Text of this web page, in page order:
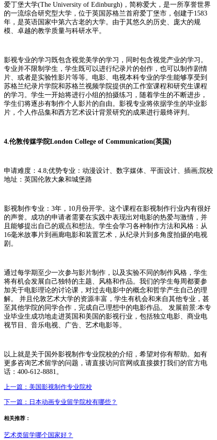
爱丁堡大学(The University of Edinburgh)，简称爱大，是一所享誉世界
的一流综合研究型大学，位于英国苏格兰首府爱丁堡市，创建于1583
年，是英语国家中第六古老的大学。由于其悠久的历史、庞大的规
模、卓越的教学质量与科研水平。
影视专业的学习既包含视觉美学的学习，同时包含视觉产业的学习。
专业并不限制学生，学生既可以进行纪录片的创作，也可以制作剧情
片、或者是实验性影片等等。电影、电视本科专业的学生能够享受到
苏格兰纪录片学院和苏格兰视频学院提供的工作室课程和研究生课程
的学习。学生一开始将进行小组的拍摄练习，随着学生的不断进步，
学生们将逐步有制作个人影片的自由。影视专业将依据学生的毕业影
片，个人作品集和西方艺术设计背景研究的成果进行最终评判。
4.伦敦传媒学院London College of Communication(英国)
申请难度：4.8;优势专业：动漫设计、数字媒体、平面设计、插画;院校
地址：英国伦敦大象和城堡路
影视制作专业：3年，10月份开学。这个课程在影视制作行业内有很好
的声誉。成功的申请者需要在实践中表现出对电影的热爱与激情，并
且能够提出自己的观点和想法。学生会学习各种制作方法和风格：从
16毫米故事片到画廊电影和装置艺术，从纪录片到多角度拍摄的电视
剧。
通过每学期至少一次参与影片制作，以及实验不同的制作风格，学生
将有机会发展自己独特的主题、风格和作品。我们的学生每周都要参
加关于电影理论的讨论课，对过去电影中的概念和哲学产生自己的理
解。 并且伦敦艺术大学的资源丰富，学生有机会和来自其他专业，甚
至其他学院的同学合作，完成自己理想中的电影作品。 发展前景:本专
业毕业生成功地走进英国和美国的影视行业，包括独立电影、商业电
视节目、音乐电视、广告、艺术电影等。
以上就是关于国外影视制作专业院校的介绍，希望对你有帮助。如有
更多咨询艺术留学的问题，请直接访问官网或直接拨打我们的官方电
话：400-612-8881。
上一篇： 美国影视制作专业院校
下一篇： 日本动画专业留学院校有哪些？
相关推荐：
艺术类留学哪个国家好？